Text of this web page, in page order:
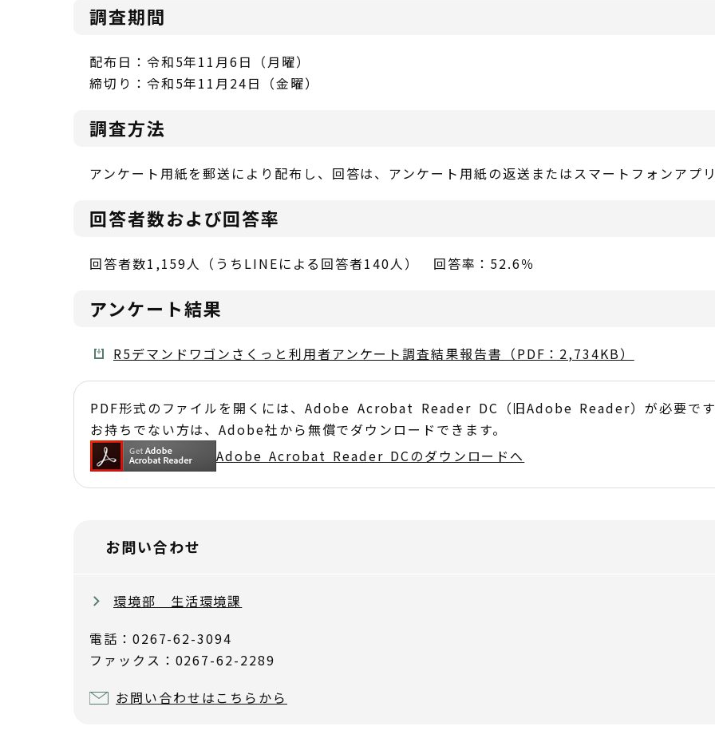
調査期間
配布日：令和5年11月6日（月曜）
締切り：令和5年11月24日（金曜）
調査方法
アンケート用紙を郵送により配布し、回答は、アンケート用紙の返送またはスマートフォンアプ
回答者数および回答率
回答者数1,159人（うちLINEによる回答者140人） 回答率：52.6％
アンケート結果
R5デマンドワゴンさくっと利用者アンケート調査結果報告書（PDF：2,734KB）
PDF形式のファイルを開くには、Adobe Acrobat Reader DC（旧Adobe Reader）が必要です
お持ちでない方は、Adobe社から無償でダウンロードできます。
Adobe Acrobat Reader DCのダウンロードへ
お問い合わせ
環境部 生活環境課
電話：0267-62-3094
ファックス：0267-62-2289
お問い合わせはこちらから